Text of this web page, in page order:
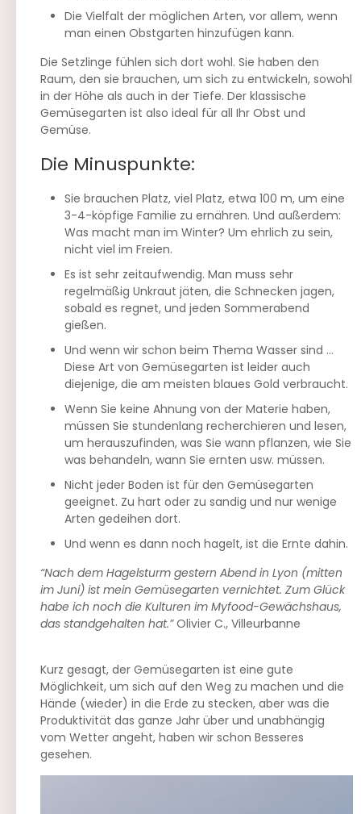
Die Vielfalt der möglichen Arten, vor allem, wenn
man einen Obstgarten hinzufügen kann.
Die Setzlinge fühlen sich dort wohl. Sie haben den
Raum, den sie brauchen, um sich zu entwickeln, sowohl
in der Höhe als auch in der Tiefe. Der klassische
Gemüsegarten ist also ideal für all Ihr Obst und
Gemüse.
Die Minuspunkte:
Sie brauchen Platz, viel Platz, etwa 100 m, um eine
3-4-köpfige Familie zu ernähren. Und außerdem:
Was macht man im Winter? Um ehrlich zu sein,
nicht viel im Freien.
Es ist sehr zeitaufwendig. Man muss sehr
regelmäßig Unkraut jäten, die Schnecken jagen,
sobald es regnet, und jeden Sommerabend
gießen.
Und wenn wir schon beim Thema Wasser sind …
Diese Art von Gemüsegarten ist leider auch
diejenige, die am meisten blaues Gold verbraucht.
Wenn Sie keine Ahnung von der Materie haben,
müssen Sie stundenlang recherchieren und lesen,
um herauszufinden, was Sie wann pflanzen, wie Sie
was behandeln, wann Sie ernten usw. müssen.
Nicht jeder Boden ist für den Gemüsegarten
geeignet. Zu hart oder zu sandig und nur wenige
Arten gedeihen dort.
Und wenn es dann noch hagelt, ist die Ernte dahin.
“Nach dem Hagelsturm gestern Abend in Lyon (mitten
im Juni) ist mein Gemüsegarten vernichtet. Zum Glück
habe ich noch die Kulturen im Myfood-Gewächshaus,
das standgehalten hat.”Olivier C., Villeurbanne
Kurz gesagt, der Gemüsegarten ist eine gute
Möglichkeit, um sich auf den Weg zu machen und die
Hände (wieder) in die Erde zu stecken, aber was die
Produktivität das ganze Jahr über und unabhängig
vom Wetter angeht, haben wir schon Besseres
gesehen.